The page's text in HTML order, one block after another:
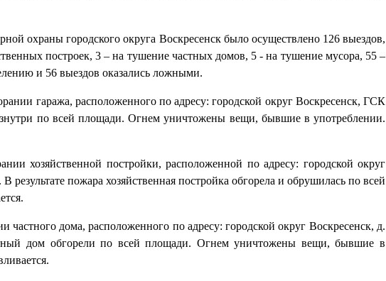
охраны городского округа Воскресенск было осуществлено 126 выездов,
построек, 3 – на тушение частных домов, 5 - на тушение мусора, 55 –
и 56 выездов оказались ложными.
гаража, расположенного по адресу: городской округ Воскресенск, ГСК
по всей площади. Огнем уничтожены вещи, бывшие в употреблении.
хозяйственной постройки, расположенной по адресу: городской округ
пожара хозяйственная постройка обгорела и обрушилась по всей
дома, расположенного по адресу: городской округ Воскресенск, д.
дом обгорели по всей площади. Огнем уничтожены вещи, бывшие в